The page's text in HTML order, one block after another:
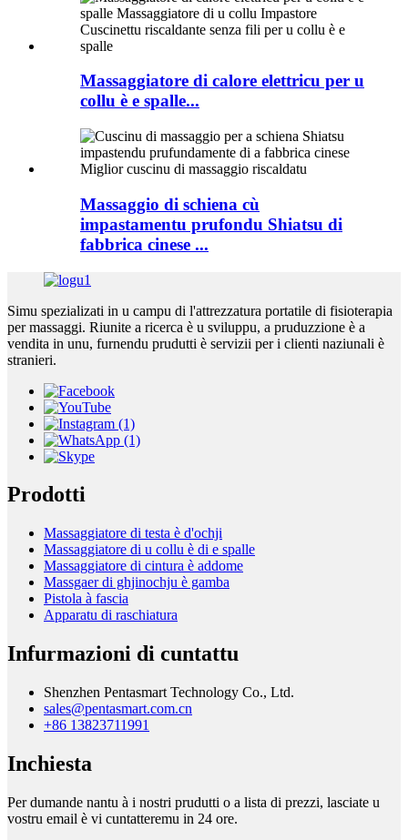
Massaggiatore di calore elettricu per u
collu è e spalle...
Massaggio di schiena cù
impastamentu prufondu Shiatsu di
fabbrica cinese ...
Simu spezializati in u campu di l'attrezzatura portatile di fisioterapia
per massaggi. Riunite a ricerca è u sviluppu, a pruduzzione è a
vendita in unu, furnendu prudutti è servizii per i clienti naziunali è
stranieri.
Prodotti
Massaggiatore di testa è d'ochji
Massaggiatore di u collu è di e spalle
Massaggiatore di cintura è addome
Massgaer di ghjinochju è gamba
Pistola à fascia
Apparatu di raschiatura
Infurmazioni di cuntattu
Shenzhen Pentasmart Technology Co., Ltd.
sales@pentasmart.com.cn
+86 13823711991
Inchiesta
Per dumande nantu à i nostri prudutti o a lista di prezzi, lasciate u
vostru email è vi cuntatteremu in 24 ore.